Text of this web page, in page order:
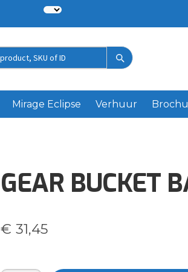
Mirage Eclipse Verhuur
GEAR BUCKET
€ 31,45